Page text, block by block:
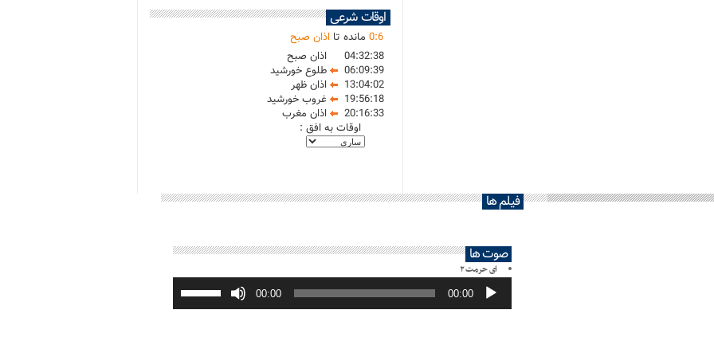
اوقات شرعی
0:6 مانده تااذان صبح
04:32:38
اذان صبح
06:09:39
طلوع خورشید
13:04:02
اذان ظهر
19:56:18
غروب خورشید
20:16:33
اذان مغرب
اوقات به افق :
فیلم ها
صوت ها
ای حرمت ۲
پخش‌کننده
صوت 00:00
00:00
برای
افزایش
یا
صدا